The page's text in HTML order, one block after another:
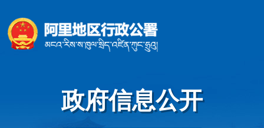
政府信息公开